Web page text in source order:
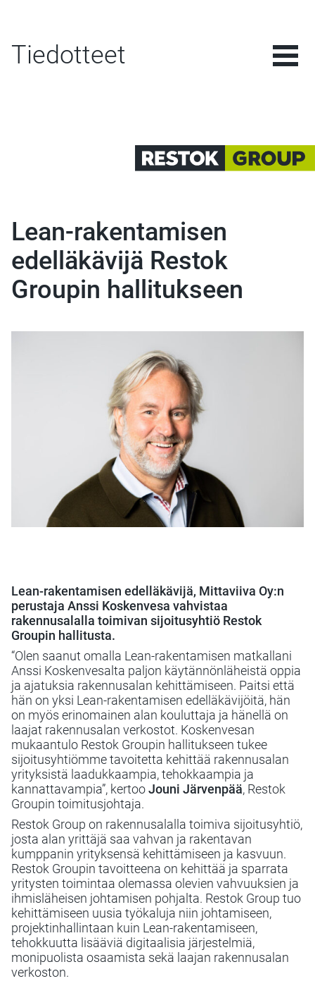
Tiedotteet
Lean-rakentamisen
edelläkävijä Restok
Groupin hallitukseen
Lean-rakentamisen edelläkävijä, Mittaviiva Oy:n
perustaja Anssi Koskenvesa vahvistaa
rakennusalalla toimivan sijoitusyhtiö Restok
Groupin hallitusta.
“Olen saanut omalla Lean-rakentamisen matkallani
Anssi Koskenvesalta paljon käytännönläheistä oppia
ja ajatuksia rakennusalan kehittämiseen. Paitsi että
hän on yksi Lean-rakentamisen edelläkävijöitä, hän
on myös erinomainen alan kouluttaja ja hänellä on
laajat rakennusalan verkostot. Koskenvesan
mukaantulo Restok Groupin hallitukseen tukee
sijoitusyhtiömme tavoitetta kehittää rakennusalan
yrityksistä laadukkaampia, tehokkaampia ja
kannattavampia”, kertooJouni Järvenpää, Restok
Groupin toimitusjohtaja.
Restok Group on rakennusalalla toimiva sijoitusyhtiö,
josta alan yrittäjä saa vahvan ja rakentavan
kumppanin yrityksensä kehittämiseen ja kasvuun.
Restok Groupin tavoitteena on kehittää ja sparrata
yritysten toimintaa olemassa olevien vahvuuksien ja
ihmisläheisen johtamisen pohjalta. Restok Group tuo
kehittämiseen uusia työkaluja niin johtamiseen,
projektinhallintaan kuin Lean-rakentamiseen,
tehokkuutta lisääviä digitaalisia järjestelmiä,
monipuolista osaamista sekä laajan rakennusalan
verkoston.